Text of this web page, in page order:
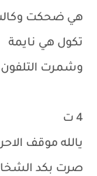
هي ضحكت
تكول هي نايمة
وشمرت
4 ت
يالله موقف
صرت بكد